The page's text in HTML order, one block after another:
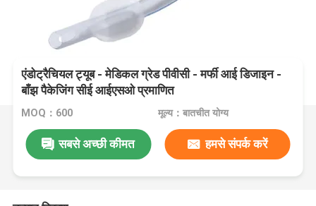
एंडोट्रैचियल ट्यूब - मेडिकल ग्रेड पीवीसी - मर्फी आई डिजाइन -
बाँझ पैकेजिंग सीई आईएसओ प्रमाणित
MOQ：600 मूल्य：बातचीत योग्य
सबसे अच्छी कीमत हमसे संपर्क करें